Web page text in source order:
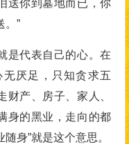
送你到墓地而已，你
。”
是代表自己的心。在
厌足，只知贪求五
产、房子、家人、
身的黑业，走向的都
身”就是这个意思。